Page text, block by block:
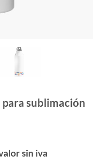
sublimación
sin iva